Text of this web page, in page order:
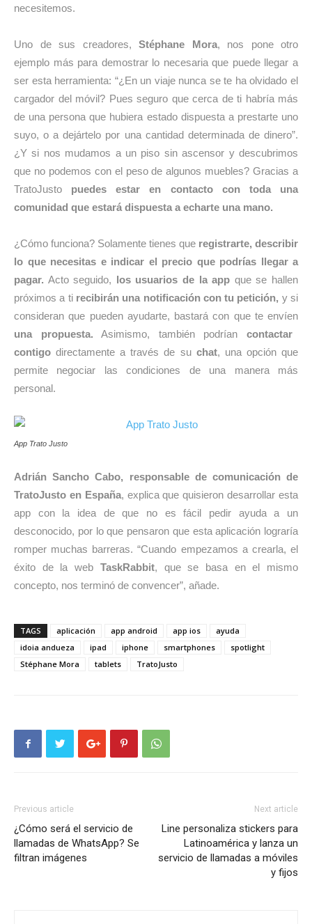
necesitemos.
Uno de sus creadores, Stéphane Mora, nos pone otro
ejemplo más para demostrar lo necesaria que puede llegar a
ser esta herramienta: “¿En un viaje nunca se te ha olvidado el
cargador del móvil? Pues seguro que cerca de ti habría más
de una persona que hubiera estado dispuesta a prestarte uno
suyo, o a dejártelo por una cantidad determinada de dinero”.
¿Y si nos mudamos a un piso sin ascensor y descubrimos
que no podemos con el peso de algunos muebles? Gracias a
TratoJusto puedes estar en contacto con toda una
comunidad que estará dispuesta a echarte una mano.
¿Cómo funciona? Solamente tienes que registrarte, describir
lo que necesitas e indicar el precio que podrías llegar a
pagar. Acto seguido, los usuarios de la app que se hallen
próximos a ti recibirán una notificación con tu petición, y si
consideran que pueden ayudarte, bastará con que te envíen
una propuesta. Asimismo, también podrían contactar
contigo directamente a través de su chat, una opción que
permite negociar las condiciones de una manera más
personal.
App Trato Justo
Adrián Sancho Cabo, responsable de comunicación de
TratoJusto en España, explica que quisieron desarrollar esta
app con la idea de que no es fácil pedir ayuda a un
desconocido, por lo que pensaron que esta aplicación lograría
romper muchas barreras. “Cuando empezamos a crearla, el
éxito de la web TaskRabbit, que se basa en el mismo
concepto, nos terminó de convencer”, añade.
TAGS aplicación app android app ios
ayuda
idoia andueza
ipad iphone smartphones
spotlight
Stéphane Mora
tablets TratoJusto
Previous article
¿Cómo será el servicio de
llamadas de WhatsApp? Se
filtran imágenes
Next article
Line personaliza stickers para
Latinoamérica y lanza un
servicio de llamadas a móviles
y fijos